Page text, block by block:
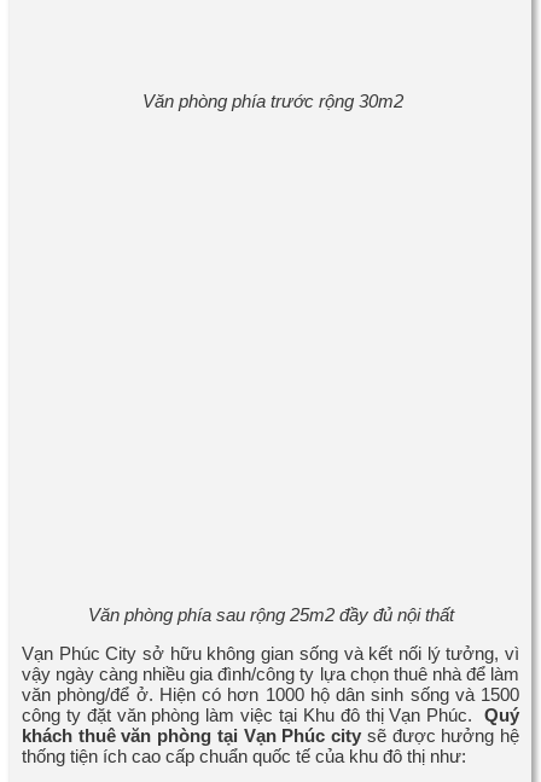
Văn phòng phía trước rộng 30m2
Văn phòng phía sau rộng 25m2 đầy đủ nội thất
Vạn Phúc City sở hữu không gian sống và kết nối lý tưởng, vì
vậy ngày càng nhiều gia đình/công ty lựa chọn thuê nhà để làm
văn phòng/để ở. Hiện có hơn 1000 hộ dân sinh sống và 1500
công ty đặt văn phòng làm việc tại Khu đô thị Vạn Phúc. Quý
khách thuêvăn phòng tại Vạn Phúc city sẽ được hưởng hệ
thống tiện ích cao cấp chuẩn quốc tế của khu đô thị như: